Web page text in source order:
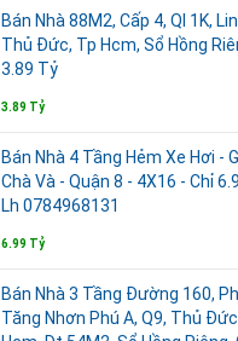
Bán Nhà 88M2, Cấp 4, Ql 1K,
Thủ Đức, Tp Hcm, Sổ Hồng
3.89 Tỷ
3.89 Tỷ
Bán Nhà 4 Tầng Hẻm Xe Hơi -
Chà Và - Quận 8 - 4X16 - Chỉ
Lh 0784968131
6.99 Tỷ
Bán Nhà 3 Tầng Đường 160,
Tăng Nhơn Phú A, Q9, Thủ